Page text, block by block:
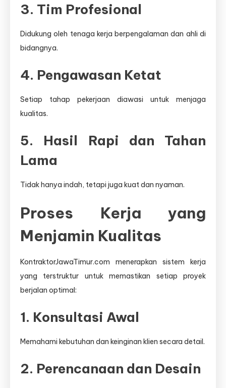
3. Tim Profesional
Didukung oleh tenaga kerja berpengalaman dan ahli di
bidangnya.
4. Pengawasan Ketat
Setiap tahap pekerjaan diawasi untuk menjaga
kualitas.
5. Hasil Rapi dan Tahan
Lama
Tidak hanya indah, tetapi juga kuat dan nyaman.
Proses Kerja yang
Menjamin Kualitas
KontraktorJawaTimur.com menerapkan sistem kerja
yang terstruktur untuk memastikan setiap proyek
berjalan optimal:
1. Konsultasi Awal
Memahami kebutuhan dan keinginan klien secara detail.
2. Perencanaan dan Desain